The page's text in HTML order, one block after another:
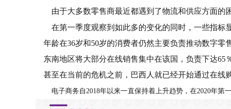
由于大多数零售商最近都遇到了物流和供应方面的
在第一季度观察到如此多的变化的同时，一些指标
年龄在36岁和50岁的消费者仍然主要负责推动数字零
东南地区将大部分在线销售集中在该国，负责下达65
甚至在当前的危机之前，巴西人就已经开始通过在线
电子商务自2018年以来一直保持着上升趋势，在2020年第